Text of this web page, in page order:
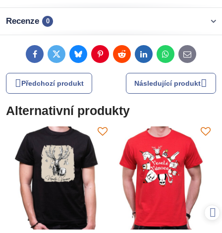
Recenze 0
FacebookTwitterBlueskyPinterestRedditLinkedInWhatsApp
E-
mail
Předchozí produkt Následující produkt
Alternativní produkty